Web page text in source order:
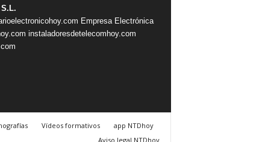
S.L.
Empresa Electrónica
instaladoresdetelecomhoy.com
Vídeos formativos
app NTDhoy
Aviso legal NTDhoy